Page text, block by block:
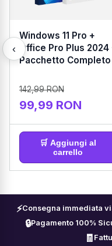
‹
Windows 11 Pro +
Office Pro Plus 2024
Pacchetto Completo
142,99 RON
99,99 RON
🛒 Aggiungi al
carrello
⚡Consegna immediata
🔒Pagamento 100%
🧾